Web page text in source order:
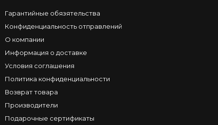
Гарантийные обязятельства
Конфиденциальность отправлений
О компании
Информация о доставке
Условия соглашения
Политика конфиденциальности
Возврат товара
Производители
Подарочные сертификаты